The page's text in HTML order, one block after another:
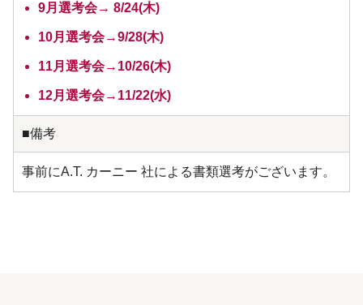
9月選考会→ 8/24(木)
10月選考会→9/28(木)
11月選考会→10/26(木)
12月選考会→11/22(水)
■備考
事前にA.T. カーニー 社による書類選考がございます。